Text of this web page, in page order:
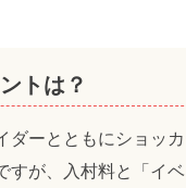
トは？
ダーとともにショッ
すが、入村料と「イ